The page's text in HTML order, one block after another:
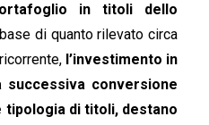
in titoli dello
di quanto rilevato circa
l’investimento in
conversione
tipologia di titoli, destano